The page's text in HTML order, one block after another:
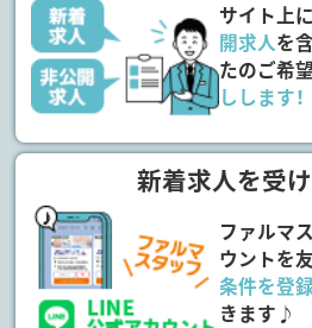
サイト上
開求人を
たのご希
しします！
新着求人を受
ファルマ
ウントを
条件を登録
きます♪